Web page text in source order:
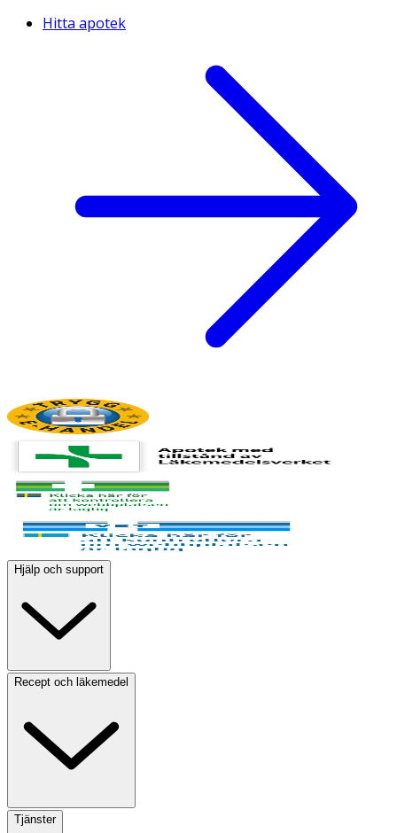
Hitta apotek
Hjälp och support
Recept och läkemedel
Tjänster